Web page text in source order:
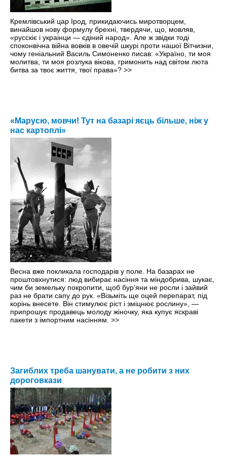
Кремлівський цар Ірод, прикидаючись миротворцем,
винайшов нову формулу брехні, твердячи, що, мовляв,
«русскіє і украінци — єдіний народ». Але ж звідки тоді
споконвічна війна вовків в овечій шкурі проти нашої Вітчизни,
чому геніальний Василь Симоненко писав: «Україно, ти моя
молитва, ти моя розлука вікова, гримонить над світом люта
битва за твоє життя, твої права»? >>
«Марусю, мовчи! Тут на базарі яєць більше, ніж у
нас картоплі»
Весна вже покликала господарів у поле. На базарах не
проштовхнутися: люд вибирає насіння та міндобрива, шукає,
чим би земельку покропити, щоб бур’яни не росли і зайвий
раз не брати сапу до рук. «Візьміть ще оцей перепарат, під
корінь внесете. Він стимулює ріст і зміцнює рослину», —
припрошує продавець молоду жіночку, яка купує яскраві
пакети з імпортним насінням. >>
Загиблих треба шанувати, а не робити з них
дороговкази